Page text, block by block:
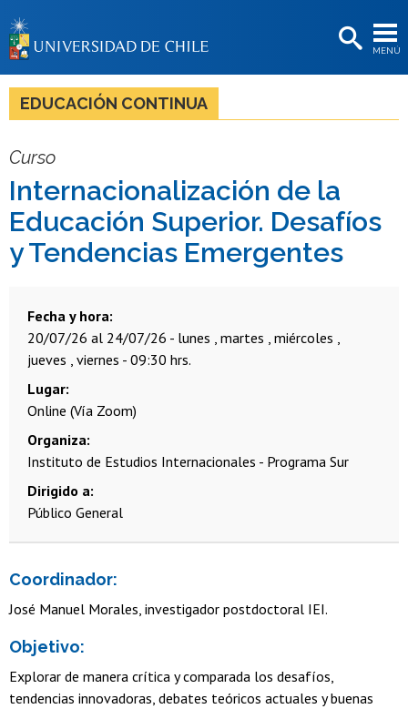
MENÚ
BIBLIOTECAS
LA UNIVERSIDAD
Académicas/os
Funcionarias/os
EDUCACIÓN CONTINUA
Curso
Internacionalización de la
Educación Superior. Desafíos
y Tendencias Emergentes
Fecha y hora
20/07/26 al 24/07/26 - lunes , martes , miércoles ,
jueves , viernes - 09:30 hrs.
Lugar
Online (Vía Zoom)
Organiza
Instituto de Estudios Internacionales - Programa Sur
Dirigido a
Público General
Coordinador:
José Manuel Morales, investigador postdoctoral IEI.
Objetivo:
Explorar de manera crítica y comparada los desafíos,
tendencias innovadoras, debates teóricos actuales y buenas